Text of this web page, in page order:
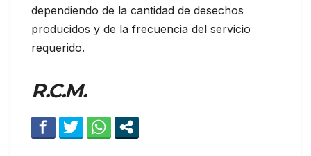
dependiendo de la cantidad de desechos
producidos y de la frecuencia del servicio
requerido.
R.C.M.